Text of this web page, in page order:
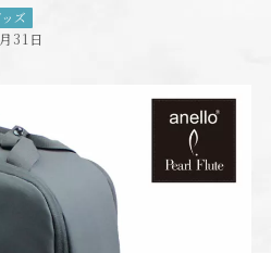
ズ
31日